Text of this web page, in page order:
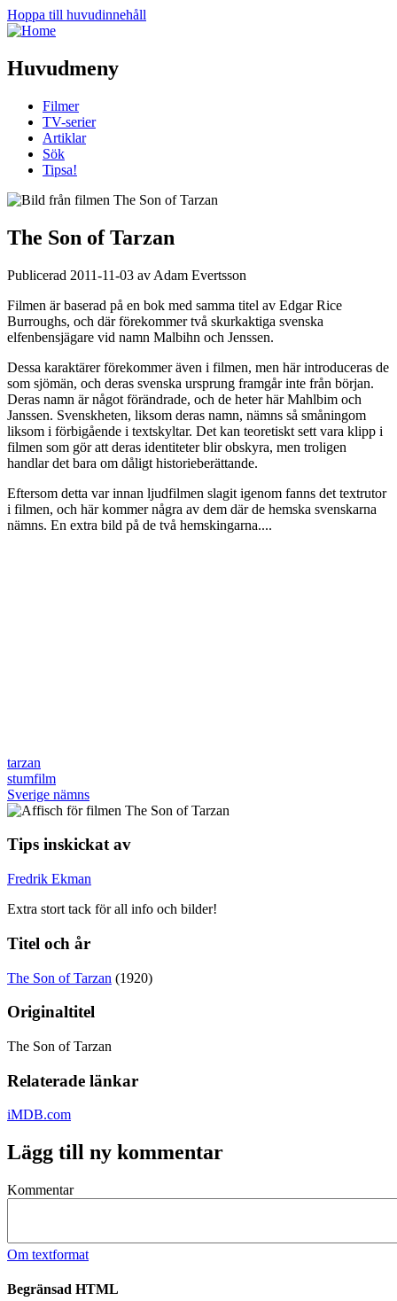
Hoppa till huvudinnehåll
Huvudmeny
Filmer
TV-serier
Artiklar
Sök
Tipsa!
The Son of Tarzan
Publicerad 2011-11-03 av Adam Evertsson
Filmen är baserad på en bok med samma titel av Edgar Rice
Burroughs, och där förekommer två skurkaktiga svenska
elfenbensjägare vid namn Malbihn och Jenssen.
Dessa karaktärer förekommer även i filmen, men här introduceras de
som sjömän, och deras svenska ursprung framgår inte från början.
Deras namn är något förändrade, och de heter här Mahlbim och
Janssen. Svenskheten, liksom deras namn, nämns så småningom
liksom i förbigående i textskyltar. Det kan teoretiskt sett vara klipp i
filmen som gör att deras identiteter blir obskyra, men troligen
handlar det bara om dåligt historieberättande.
Eftersom detta var innan ljudfilmen slagit igenom fanns det textrutor
i filmen, och här kommer några av dem där de hemska svenskarna
nämns. En extra bild på de två hemskingarna....
tarzan
stumfilm
Sverige nämns
Tips inskickat av
Fredrik Ekman
Extra stort tack för all info och bilder!
Titel och år
The Son of Tarzan (1920)
Originaltitel
The Son of Tarzan
Relaterade länkar
iMDB.com
Lägg till ny kommentar
Kommentar
Om textformat
Begränsad HTML